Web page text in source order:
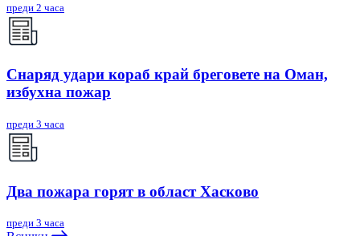
преди 2 часа
Снаряд удари кораб край бреговете на Оман,
избухна пожар
преди 3 часа
Два пожара горят в област Хасково
преди 3 часа